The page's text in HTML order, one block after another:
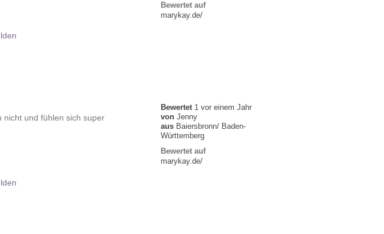
Bewertet auf
marykay.de/
Bewertet 1 vor einem Jahr
von Jenny
aus Baiersbronn/ Baden-
Württemberg
Bewertet auf
marykay.de/
nicht und fühlen sich super